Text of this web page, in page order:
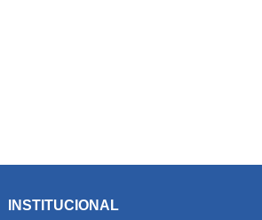
INSTITUCIONAL